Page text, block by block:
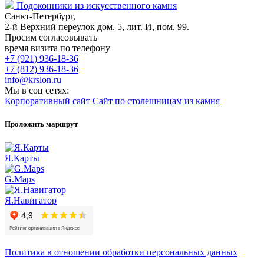
Подоконники из искусственного камня
Санкт-Петербург,
2-й Верхний переулок дом. 5, лит. И, пом. 99.
Просим согласовывать
время визита по телефону
+7 (921) 936-18-36
+7 (812) 936-18-36
info@krslon.ru
Мы в соц сетях:
Корпоративный сайт Сайт по столешницам из камня
Проложить маршрут
Я.Карты
G.Maps
Я.Навигатор
Политика в отношении обработки персональных данных